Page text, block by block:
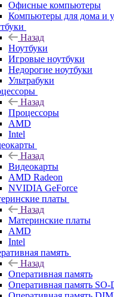
Офисные компьютеры
Компьютеры для дома и
Назад
Ноутбуки
Игровые ноутбуки
Недорогие ноутбуки
Ультрабуки
Назад
Процессоры
AMD
Intel
Назад
Видеокарты
AMD Radeon
NVIDIA GeForce
платы
Назад
Материнские платы
AMD
Intel
память
Назад
Оперативная память
Оперативная память